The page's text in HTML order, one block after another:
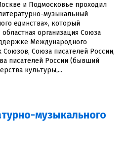
и Подмосковье проходил
музыкальный
единства», который
организация Союза
Международного
Союзов, Союза писателей России,
писателей России (бывший
культуры,...
музыкального